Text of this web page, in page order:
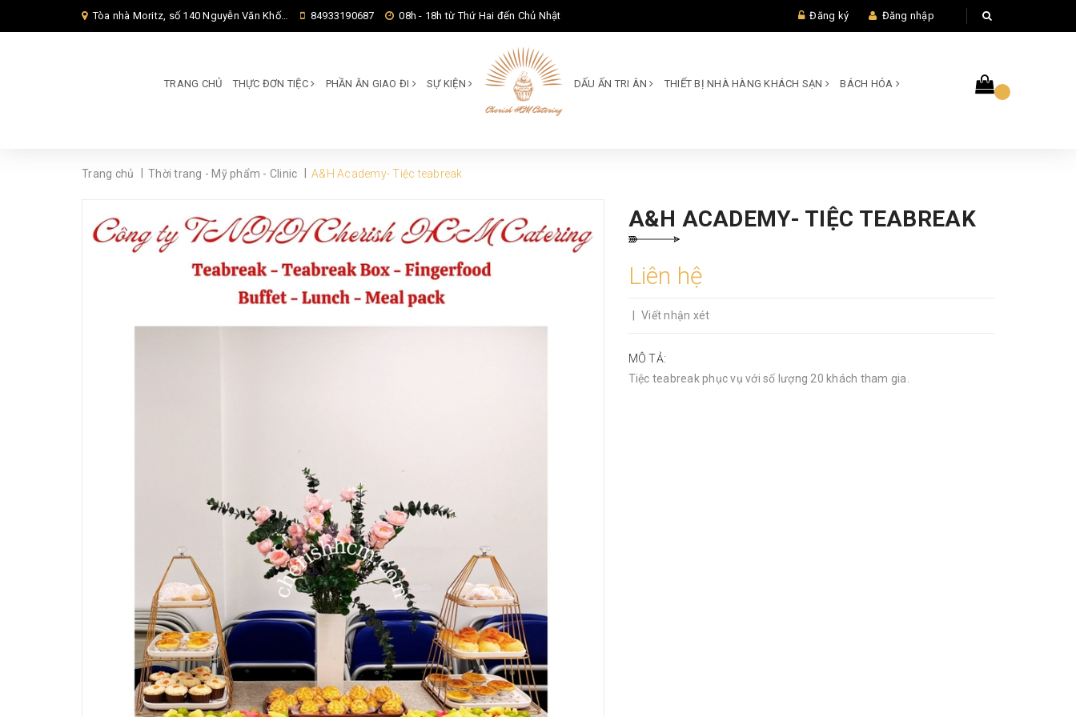
Tòa nhà Moritz, số 140 Nguyễn Văn Khối, Phường Thông Tây Hội, Thành phố Hồ Chí Minh, TP Hồ Chí Minh, 84933190687 08h - 18h từ Thứ Hai đến Chủ Nhật Đăng ký Đăng nhập
TRANG CHỦ THỰC ĐƠN TIỆC PHẦN ĂN GIAO ĐI SỰ KIỆN DẤU ẤN TRI ÂN THIẾT BỊ NHÀ HÀNG KHÁCH SẠN BÁCH HÓA
Trang chủ Thời trang - Mỹ phẩm - Clinic A&H Academy- Tiệc teabreak
A&H ACADEMY- TIỆC TEABREAK
Liên hệ
Viết nhận xét
MÔ TẢ:
Tiệc teabreak phục vụ với số lượng 20 khách tham gia.